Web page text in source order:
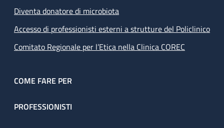
Diventa donatore di microbiota
Accesso di professionisti esterni a strutture del Policlinico
Comitato Regionale per l’Etica nella Clinica COREC
COME FARE PER
PROFESSIONISTI